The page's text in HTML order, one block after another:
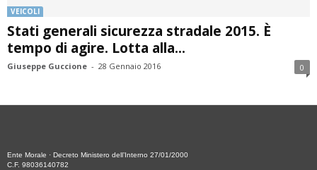
VEICOLI
Stati generali sicurezza stradale 2015. È
tempo di agire. Lotta alla...
Giuseppe Guccione - 28 Gennaio 2016 0
Ente Morale · Decreto Ministero dell’Interno 27/01/2000
C.F. 98036140782